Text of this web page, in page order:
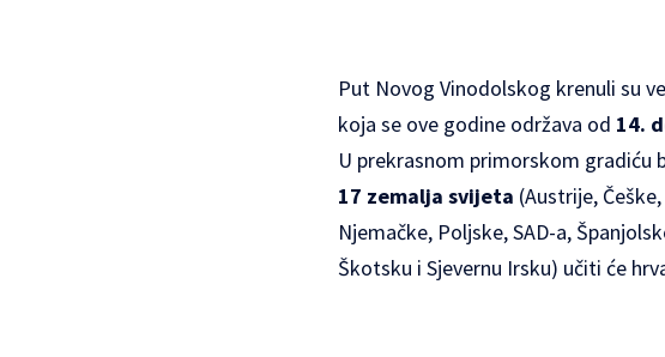
Put Novog Vinodolskog krenuli su
koja se ove godine održava od 14.
U prekrasnom primorskom gradiću
17 zemalja svijeta (Austrije,
Njemačke, Poljske, SAD-a,
Škotsku i Sjevernu Irsku) učiti će